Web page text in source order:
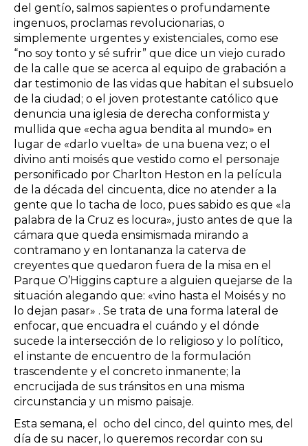
del gentío, salmos sapientes o profundamente
ingenuos, proclamas revolucionarias, o
simplemente urgentes y existenciales, como ese
“no soy tonto y sé sufrir” que dice un viejo curado
de la calle que se acerca al equipo de grabación a
dar testimonio de las vidas que habitan el subsuelo
de la ciudad; o el joven protestante católico que
denuncia una iglesia de derecha conformista y
mullida que «echa agua bendita al mundo» en
lugar de «darlo vuelta» de una buena vez; o el
divino anti moisés que vestido como el personaje
personificado por Charlton Heston en la película
de la década del cincuenta, dice no atender a la
gente que lo tacha de loco, pues sabido es que «la
palabra de la Cruz es locura», justo antes de que la
cámara que queda ensimismada mirando a
contramano y en lontananza la caterva de
creyentes que quedaron fuera de la misa en el
Parque O’Higgins capture a alguien quejarse de la
situación alegando que: «vino hasta el Moisés y no
lo dejan pasar» . Se trata de una forma lateral de
enfocar, que encuadra el cuándo y el dónde
sucede la intersección de lo religioso y lo político,
el instante de encuentro de la formulación
trascendente y el concreto inmanente; la
encrucijada de sus tránsitos en una misma
circunstancia y un mismo paisaje.
Esta semana, el ocho del cinco, del quinto mes, del
día de su nacer, lo queremos recordar con su